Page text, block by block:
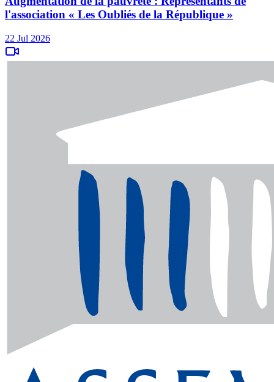
l'association « Les Oubliés de la République »
22 Jul 2026